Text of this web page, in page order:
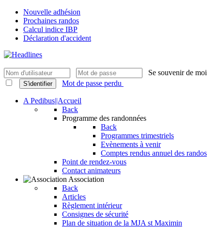
Nouvelle adhésion
Prochaines randos
Calcul indice IBP
Déclaration d'accident
Se souvenir de moi
S'identifier Mot de passe perdu
A Pedibus||Accueil
Back
Programme des randonnées
Back
Programmes trimestriels
Evènements à venir
Comptes rendus annuel des randos
Point de rendez-vous
Contact animateurs
Association
Back
Articles
Règlement intérieur
Consignes de sécurité
Plan de situation de la MJA st Maximin